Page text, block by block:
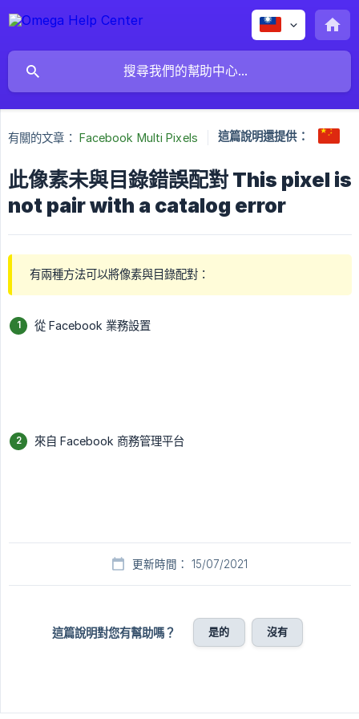
有關的文章： Facebook Multi Pixels 這篇說明還提供：
此像素未與目錄錯誤配對 This pixel is
not pair with a catalog error
有兩種方法可以將像素與目錄配對：
從 Facebook 業務設置
來自 Facebook 商務管理平台
更新時間： 15/07/2021
這篇說明對您有幫助嗎？ 是的 沒有